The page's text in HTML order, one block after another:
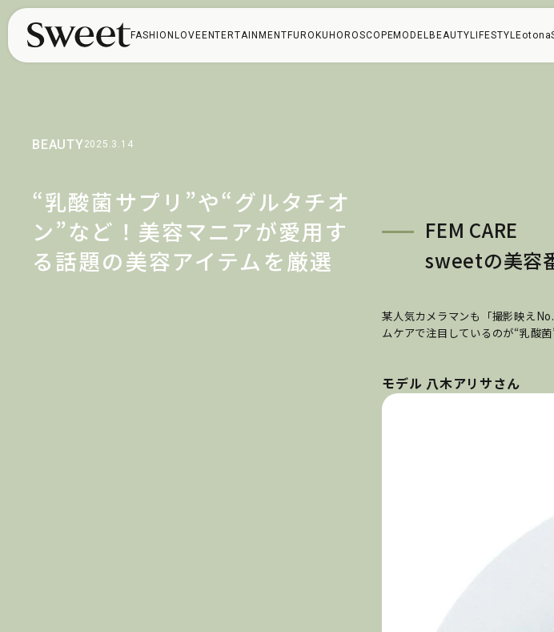
FASHION LOVE ENTERTAINMENT FUROKU HOROSCOPEMODEL BEAUTY LIFESTYLE
BEAUTY2025.3.14
“乳酸菌サプリ”や“グルタチオ
ン”など！美容マニアが愛用す
る話題の美容アイテムを厳選
FEM CARE
sweetの美容
某人気カメラマンも「撮影映え
ムケアで注目しているのが“乳酸菌
モデル 八木アリサさん